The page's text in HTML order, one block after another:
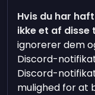
Hvis du har
ikke et af disse
ignorerer dem
Discord-
Discord-
mulighed for at